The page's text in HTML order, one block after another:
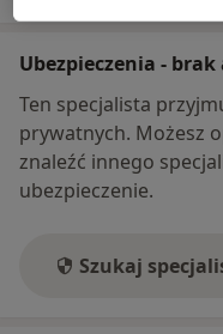
Ubezpieczenia -
Ten specjalista
prywatnych. Możesz
znaleźć innego
ubezpieczenie.
Szukaj